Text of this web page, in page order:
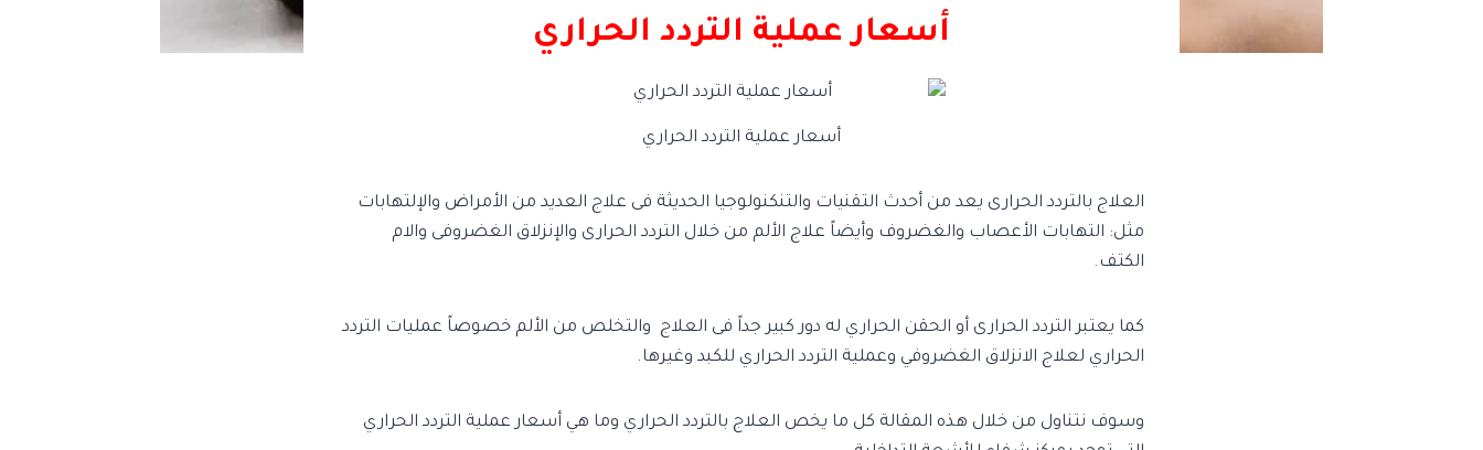
أسعار عملية التردد الحراري
أسعار عملية التردد الحراري
العلاج بالتردد الحرارى يعد من أحدث التقنيات والتنكنولوجيا الحديثة فى علاج العديد من الأمراض والإلتهابات
مثل: التهابات الأعصاب والغضروف وأيضاً علاج الألم من خلال التردد الحرارى والإنزلاق الغضروفى والام
الكتف.
كما يعتبر التردد الحرارى أو الحقن الحراري له دور كبير جداً فى العلاج والتخلص من الألم خصوصاً عمليات التردد
الحراري لعلاج الانزلاق الغضروفي وعملية التردد الحراري للكبد وغيرها.
وسوف نتناول من خلال هذه المقالة كل ما يخص العلاج بالتردد الحراري وما هي أسعار عملية التردد الحراري